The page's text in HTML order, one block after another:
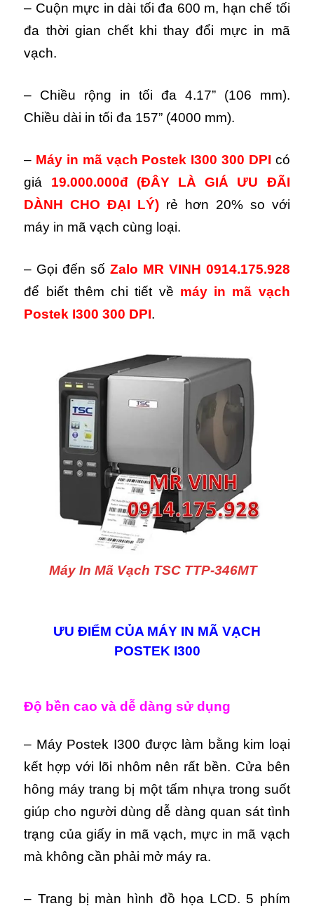
– Cuộn mực in dài tối đa 600 m, hạn chế tối
đa thời gian chết khi thay đổi mực in mã
vạch.
– Chiều rộng in tối đa 4.17” (106 mm).
Chiều dài in tối đa 157” (4000 mm).
– Máy in mã vạch Postek I300 300 DPI có
giá 19.000.000đ (ĐÂY LÀ GIÁ ƯU ĐÃI
DÀNH CHO ĐẠI LÝ) rẻ hơn 20% so với
máy in mã vạch cùng loại.
– Gọi đến số Zalo MR VINH 0914.175.928
để biết thêm chi tiết về máy in mã vạch
Postek I300 300 DPI.
Máy In Mã Vạch TSC TTP-346MT
ƯU ĐIỂM CỦA MÁY IN MÃ VẠCH
POSTEK I300
Độ bền cao và dễ dàng sử dụng
– Máy Postek I300 được làm bằng kim loại
kết hợp với lõi nhôm nên rất bền. Cửa bên
hông máy trang bị một tấm nhựa trong suốt
giúp cho người dùng dễ dàng quan sát tình
trạng của giấy in mã vạch, mực in mã vạch
mà không cần phải mở máy ra.
– Trang bị màn hình đồ họa LCD. 5 phím